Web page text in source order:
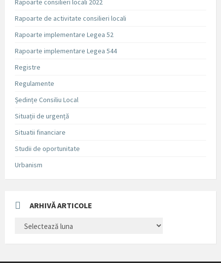
Rapoarte consilieri locali 2022
Rapoarte de activitate consilieri locali
Rapoarte implementare Legea 52
Rapoarte implementare Legea 544
Registre
Regulamente
Ședințe Consiliu Local
Situații de urgență
Situatii financiare
Studii de oportunitate
Urbanism
ARHIVĂ ARTICOLE
ARTICOLE